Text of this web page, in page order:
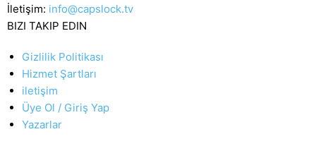
İletişim: info@capslock.tv
BIZI TAKIP EDIN
Gizlilik Politikası
Hizmet Şartları
iletişim
Üye Ol / Giriş Yap
Yazarlar